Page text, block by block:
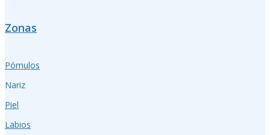
Zonas
Pómulos
Nariz
Piel
Labios